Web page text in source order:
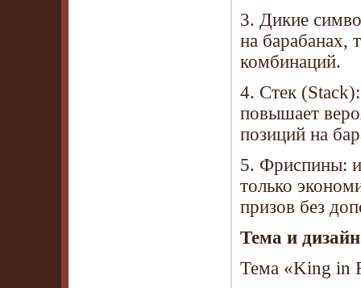
3. Дикие
на
комбинаций.
4. Стек
повышает
позиций на
5. Фриспины:
только
призов без
Тема и дизайн
Тема «King in